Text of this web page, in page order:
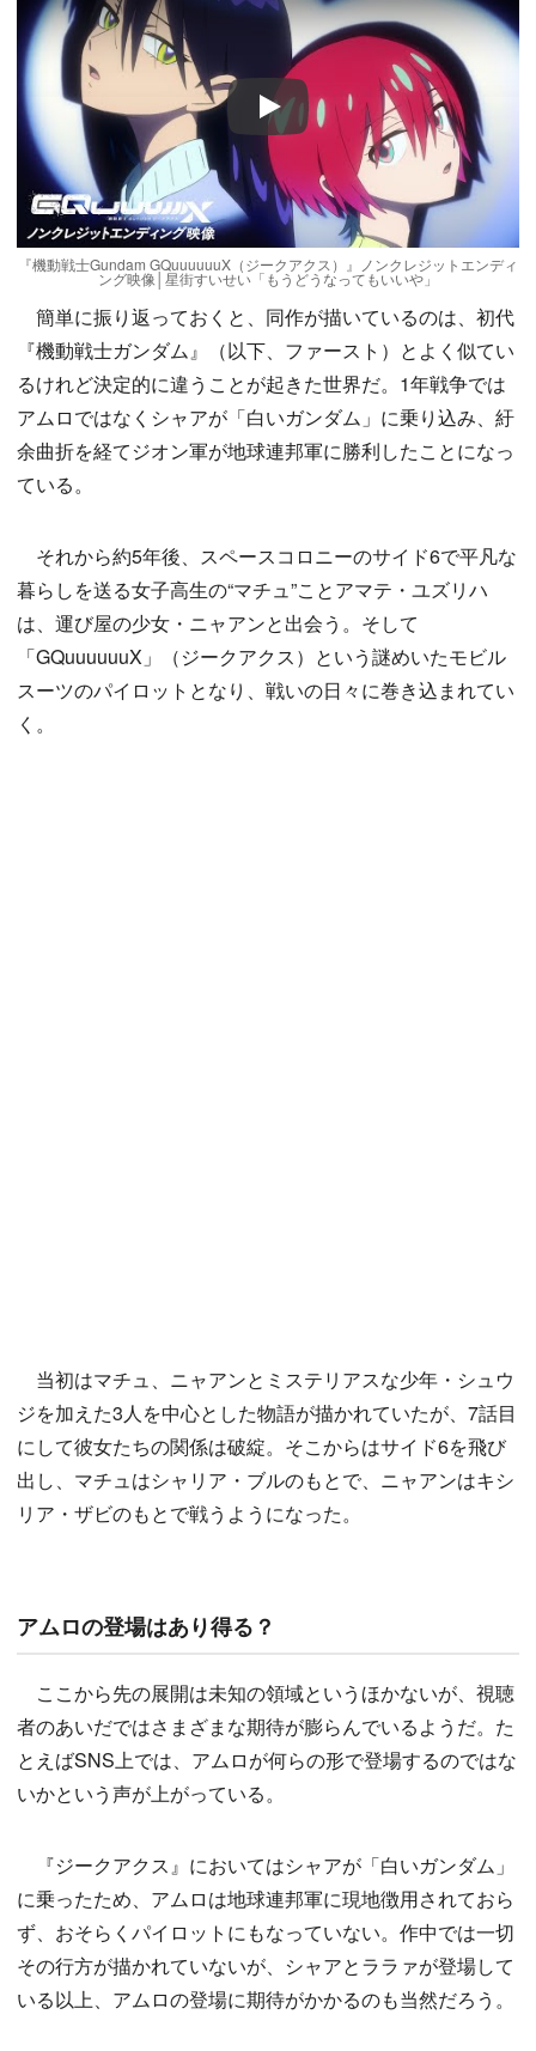
Play
『機動戦士Gundam GQuuuuuuX（ジークアクス）』ノンクレジットエンディ
ング映像│星街すいせい「もうどうなってもいいや」
簡単に振り返っておくと、同作が描いているのは、初代
『機動戦士ガンダム』（以下、ファースト）とよく似てい
るけれど決定的に違うことが起きた世界だ。1年戦争では
アムロではなくシャアが「白いガンダム」に乗り込み、紆
余曲折を経てジオン軍が地球連邦軍に勝利したことになっ
ている。
それから約5年後、スペースコロニーのサイド6で平凡な
暮らしを送る女子高生の“マチュ”ことアマテ・ユズリハ
は、運び屋の少女・ニャアンと出会う。そして
「GQuuuuuuX」（ジークアクス）という謎めいたモビル
スーツのパイロットとなり、戦いの日々に巻き込まれてい
く。
当初はマチュ、ニャアンとミステリアスな少年・シュウ
ジを加えた3人を中心とした物語が描かれていたが、7話目
にして彼女たちの関係は破綻。そこからはサイド6を飛び
出し、マチュはシャリア・ブルのもとで、ニャアンはキシ
リア・ザビのもとで戦うようになった。
アムロの登場はあり得る？
ここから先の展開は未知の領域というほかないが、視聴
者のあいだではさまざまな期待が膨らんでいるようだ。た
とえばSNS上では、アムロが何らの形で登場するのではな
いかという声が上がっている。
『ジークアクス』においてはシャアが「白いガンダム」
に乗ったため、アムロは地球連邦軍に現地徴用されておら
ず、おそらくパイロットにもなっていない。作中では一切
その行方が描かれていないが、シャアとララァが登場して
いる以上、アムロの登場に期待がかかるのも当然だろう。